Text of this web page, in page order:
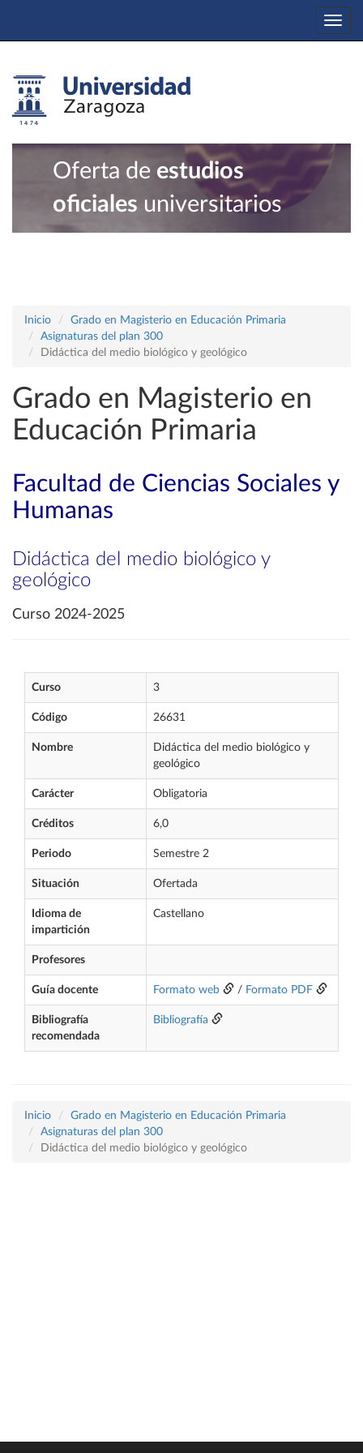
Oferta de estudios
oficiales universitarios
Inicio
Grado en Magisterio en Educación Primaria
Asignaturas del plan 300
Didáctica del medio biológico y geológico
Grado en Magisterio en
Educación Primaria
Facultad de Ciencias Sociales y
Humanas
Didáctica del medio biológico y
geológico
Curso 2024-2025
Curso 3
Código 26631
Nombre
Didáctica del medio biológico y
geológico
Carácter Obligatoria
Créditos 6,0
Periodo Semestre 2
Situación Ofertada
Idioma de
impartición
Castellano
Profesores
Guía docente Formato web / Formato PDF
Bibliografía
recomendada
Bibliografía
Inicio
Grado en Magisterio en Educación Primaria
Asignaturas del plan 300
Didáctica del medio biológico y geológico